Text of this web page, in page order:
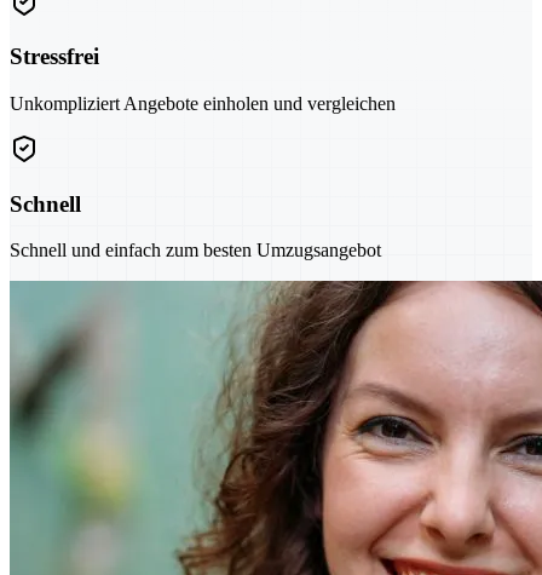
Stressfrei
Unkompliziert Angebote einholen und vergleichen
Schnell
Schnell und einfach zum besten Umzugsangebot